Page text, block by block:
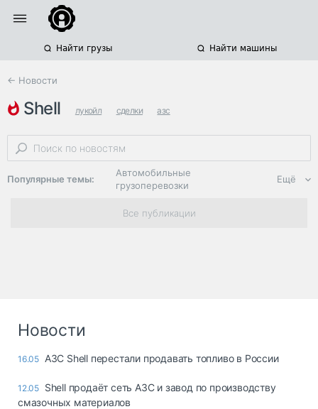
Найти грузы Найти машины
← Новости
shell лукойл сделки азс
Популярные темы:
Автомобильные
грузоперевозки
Региональная
логистика
опасные грузы
Безопасность и
страхование
Ещё
Все публикации
Новости
16.05 АЗС Shell перестали продавать топливо в России
12.05 Shell продаёт сеть АЗС и завод по производству
смазочных материалов